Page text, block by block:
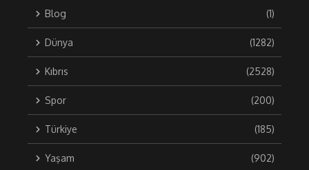
Blog (1)
Dünya (1282)
Kıbrıs (2528)
Spor (200)
Türkiye (185)
Yaşam (902)